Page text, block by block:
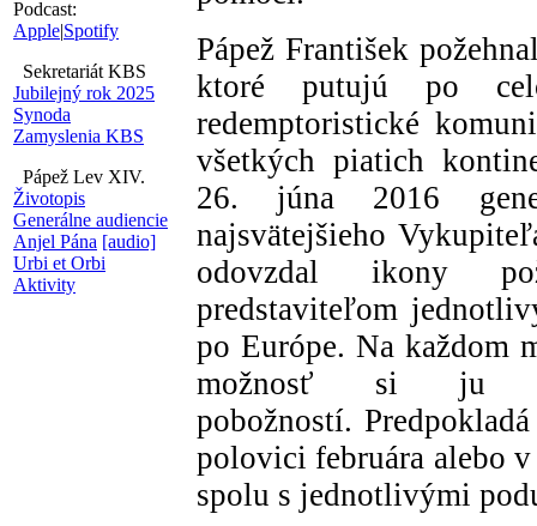
Podcast:
Apple|Spotify
Sekretariát KBS
Jubilejný rok 2025
Synoda
Zamyslenia KBS
Pápež Lev XIV.
Životopis
Generálne audiencie
Anjel Pána [audio]
Urbi et Orbi
Aktivity
Pápež František
ktoré putujú po
redemptoristické
všetkých piatich
26. júna 2016
najsvätejšieho
odovzdal ikony
predstaviteľom
po Európe. Na každom
možnosť si ju
pobožností.
polovici februára alebo
spolu s jednotlivými